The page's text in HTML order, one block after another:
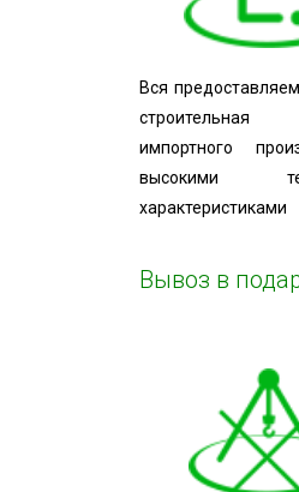
Вся
импортного
высокими
характеристиками
Вывоз в